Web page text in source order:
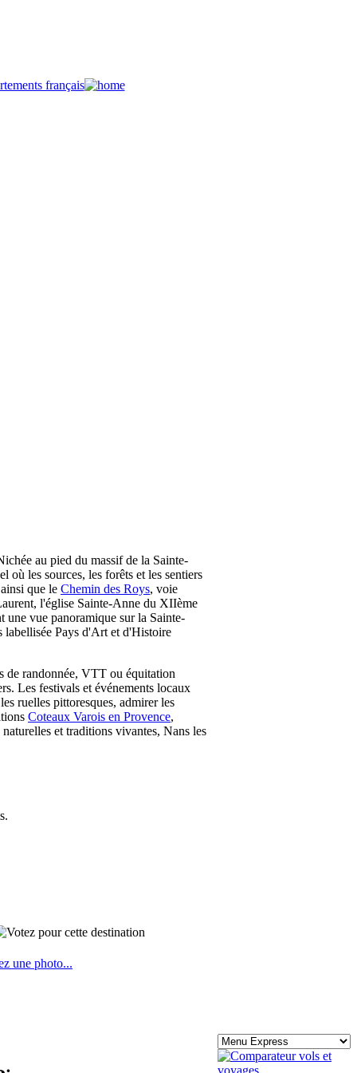
au pied du massif de la Sainte-
où les sources, les forêts et les sentiers
que le Chemin des Roys, voie
l'église Sainte-Anne du XIIème
vue panoramique sur la Sainte-
labellisée Pays d'Art et d'Histoire
de randonnée, VTT ou équitation
Les festivals et événements locaux
ruelles pittoresques, admirer les
Coteaux Varois en Provence,
et traditions vivantes, Nans les
une photo...